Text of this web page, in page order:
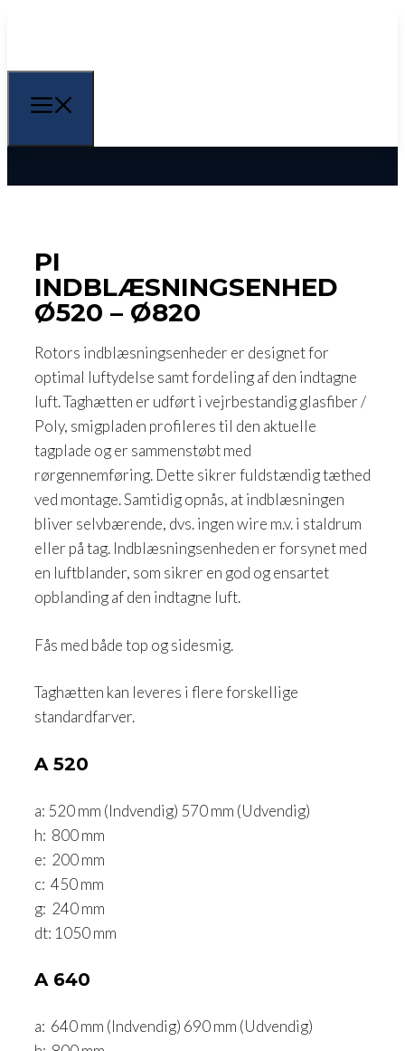
PI
INDBLÆSNINGSENHED
Ø520 – Ø820
Rotors indblæsningsenheder er designet for
optimal luftydelse samt fordeling af den indtagne
luft. Taghætten er udført i vejrbestandig glasfiber /
Poly, smigpladen profileres til den aktuelle
tagplade og er sammenstøbt med
rørgennemføring. Dette sikrer fuldstændig tæthed
ved montage. Samtidig opnås, at indblæsningen
bliver selvbærende, dvs. ingen wire m.v. i staldrum
eller på tag. Indblæsningsenheden er forsynet med
en luftblander, som sikrer en god og ensartet
opblanding af den indtagne luft.
Fås med både top og sidesmig.
Taghætten kan leveres i flere forskellige
standardfarver.​
A 520
a: 520 mm (Indvendig) 570 mm (Udvendig)
h: 800 mm
e: 200 mm
c: 450 mm
g: 240 mm
dt: 1050 mm
A 640
a: 640 mm (Indvendig) 690 mm (Udvendig)